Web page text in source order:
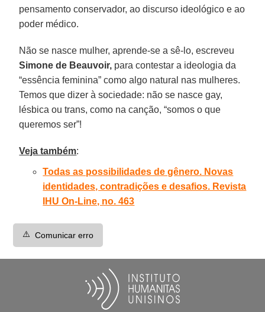
pensamento conservador, ao discurso ideológico e ao
poder médico.
Não se nasce mulher, aprende-se a sê-lo, escreveu
Simone de Beauvoir, para contestar a ideologia da
“essência feminina” como algo natural nas mulheres.
Temos que dizer à sociedade: não se nasce gay,
lésbica ou trans, como na canção, “somos o que
queremos ser”!
Veja também:
Todas as possibilidades de gênero. Novas
identidades, contradições e desafios. Revista
IHU On-Line, no. 463
⚠️ Comunicar erro